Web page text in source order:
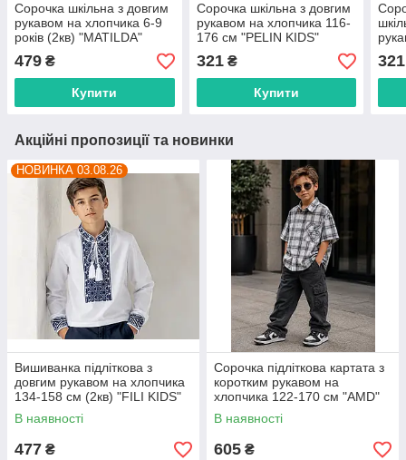
Сорочка шкільна з довгим
рукавом на хлопчика 6-9
років (2кв) "MATILDA"
недорого від прямого
постачальника
479 ₴
Купити
Сорочка шкільна з довгим
рукавом на хлопчика 116-
176 см "PELIN KIDS"
купити недорого від
прямого постачальника
321₴
Купити
140
321
Акційні пропозиції та новинки
НОВИНКА 03.08.26
Вишиванка підліткова з
довгим рукавом на хлопчика
134-158 см (2кв) "FILI KIDS"
недорого від прямого
постачальника
В наявності
477 ₴
Сорочка підліткова картата з
коротким рукавом на
хлопчика 122-170 см "AMD"
недорого від прямого
постачальника
В наявності
605 ₴